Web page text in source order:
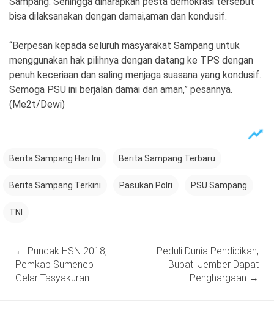
bisa dilaksanakan dengan damai,aman dan kondusif.
“Berpesan kepada seluruh masyarakat Sampang untuk
menggunakan hak pilihnya dengan datang ke TPS dengan
penuh keceriaan dan saling menjaga suasana yang kondusif.
Semoga PSU ini berjalan damai dan aman,” pesannya.
(Me2t/Dewi)
Berita Sampang Hari Ini Berita Sampang Terbaru
Berita Sampang Terkini Pasukan Polri PSU Sampang
TNI
navigation
← Puncak HSN 2018,
Pemkab Sumenep
Gelar Tasyakuran
Peduli Dunia Pendidikan,
Bupati Jember Dapat
Penghargaan →